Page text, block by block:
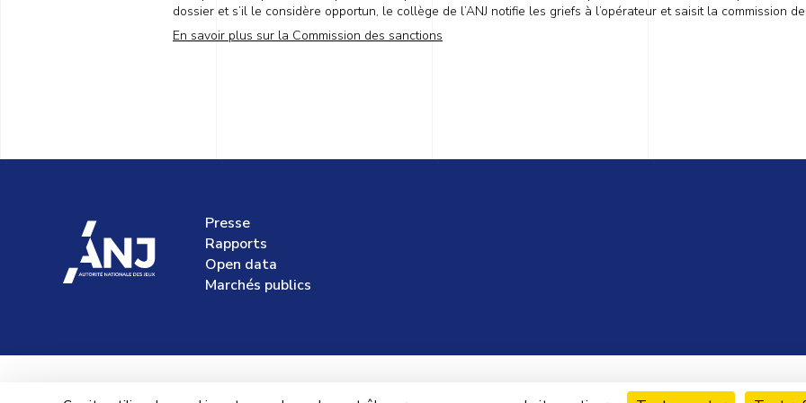
dossier et s’il le considère opportun, le collège de l’ANJ notifie les griefs à l’opérateur et saisit la commission
En savoir plus sur la Commission des sanctions
accueil
Presse
Rapports
Open data
Marchés publics
Données personnelles Plan du site